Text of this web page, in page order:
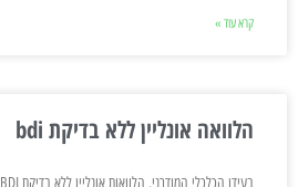
קרא עוד »
הלוואה אונליין ללא בדיקת bdi